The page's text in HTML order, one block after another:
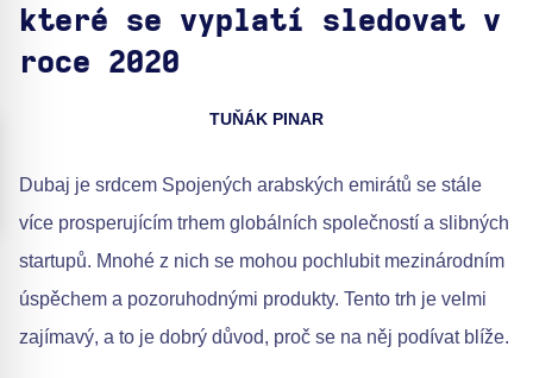
které se vyplatí sledovat v
roce 2020
TUŇÁK PINAR
Dubaj je srdcem Spojených arabských emirátů se stále
více prosperujícím trhem globálních společností a slibných
startupů. Mnohé z nich se mohou pochlubit mezinárodním
úspěchem a pozoruhodnými produkty. Tento trh je velmi
zajímavý, a to je dobrý důvod, proč se na něj podívat blíže.